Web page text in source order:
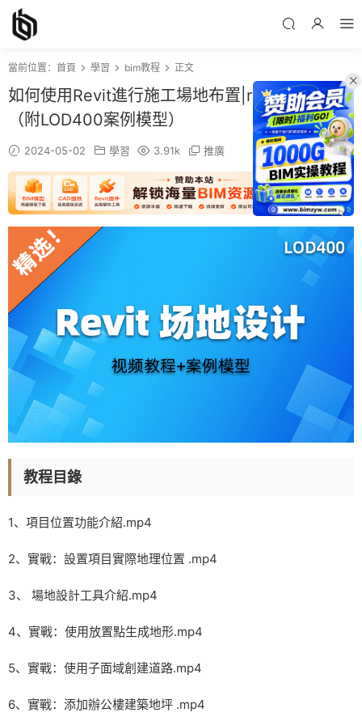
當前位置： 首頁 學習 bim教程 正文
如何使用Revit進行施工場地布置|revit場布教程
（附LOD400案例模型）
2024-05-02 學習 3.91k 推廣
教程目錄
1、項目位置功能介紹.mp4
2、實戰：設置項目實際地理位置 .mp4
3、 場地設計工具介紹.mp4
4、實戰：使用放置點生成地形.mp4
5、實戰：使用子面域創建道路.mp4
6、實戰：添加辦公樓建築地坪 .mp4